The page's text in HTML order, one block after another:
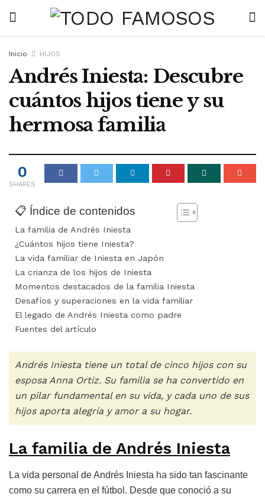
Inicio HIJOS
Andrés Iniesta: Descubre
cuántos hijos tiene y su
hermosa familia
0
SHARES
📋 Índice de contenidos
La familia de Andrés Iniesta
¿Cuántos hijos tiene Iniesta?
La vida familiar de Iniesta en Japón
La crianza de los hijos de Iniesta
Momentos destacados de la familia Iniesta
Desafíos y superaciones en la vida familiar
El legado de Andrés Iniesta como padre
Fuentes del artículo
Andrés Iniesta tiene un total de cinco hijos con su
esposa Anna Ortiz. Su familia se ha convertido en
un pilar fundamental en su vida, y cada uno de sus
hijos aporta alegría y amor a su hogar.
La familia de Andrés Iniesta
La vida personal de Andrés Iniesta ha sido tan fascinante
como su carrera en el fútbol. Desde que conoció a su